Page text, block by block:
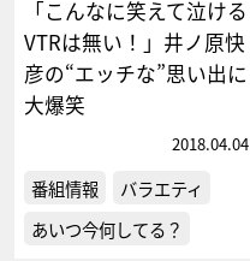
「こんなに笑えて泣ける
VTRは無い！」井ノ原快
彦の“エッチな”思い出に
大爆笑
2018.04.04
番組情報
バラエティ
あいつ今何してる？